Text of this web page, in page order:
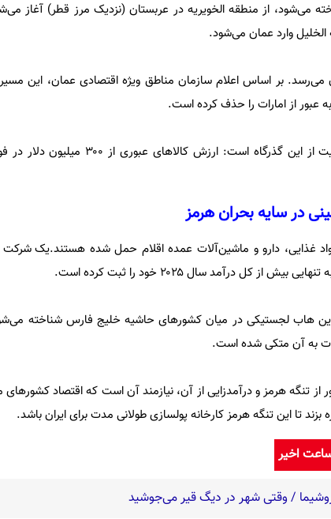
که با نام «جاده ۹۵» شناخته می‌شود، از منطقه الخویریه در عربستان (نزدیک مرز قطر)
وارد عمان می‌شود.
می‌رسد.بر اساس اعلام سازمان مناطق ویژه اقتصادی عمان، این
در سایه بحران هرمز
غذایی، دارو و ماشین‌آلات عمده اقلام حمل شده هستند.یک شرکت
هاب لجستیکی در میان کشورهای حاشیه خلیج فارس شناخته
به آن متکی شده است.
از تنگه هرمز و درآمدزایی از آن، نیازمند آن است که اقتصاد
تا این تنگه هرمز کارخانه پولسازی طولانی مدت برای ایران باشد.
اخیر